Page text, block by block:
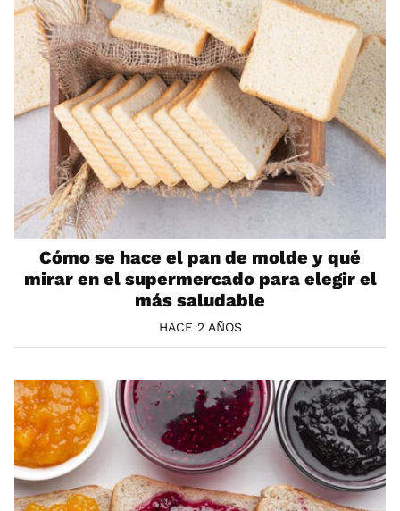
Cómo se hace el pan de molde y qué
mirar en el supermercado para elegir el
más saludable
HACE 2 AÑOS